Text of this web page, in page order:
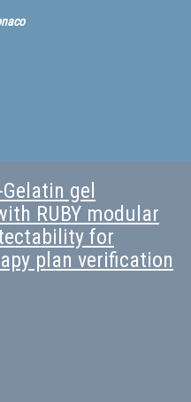
gel
RUBY modular
for
plan verification